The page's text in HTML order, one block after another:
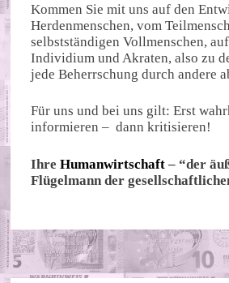
Kommen Sie mit uns auf den
Herdenmenschen, vom
selbstständigen Vollmenschen,
Individium und Akraten, also zu
jede Beherrschung durch andere
Für uns und bei uns gilt: Erst
informieren – dann kritisieren!
IhreHumanwirtschaft – “der
Flügelmann der